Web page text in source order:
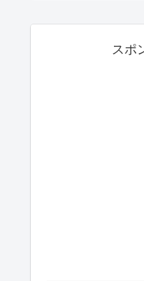
スポ